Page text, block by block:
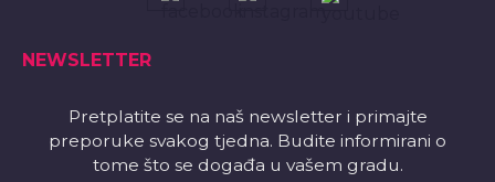
NEWSLETTER
Pretplatite se na naš newsletter i primajte
preporuke svakog tjedna. Budite informirani o
tome što se događa u vašem gradu.